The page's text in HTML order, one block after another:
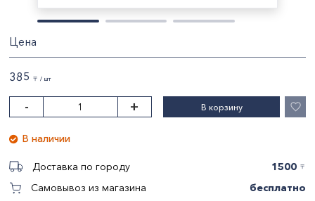
Цена
385 〒 / шт
- + В корзину
В наличии
Доставка по городу 1500 〒
Самовывоз из магазина
бесплатно